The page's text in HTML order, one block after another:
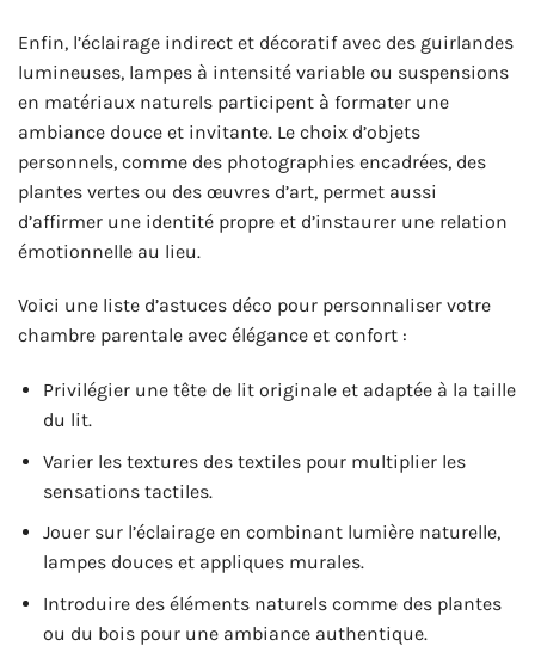
Enfin, l’éclairage indirect et décoratif avec des guirlandes
lumineuses, lampes à intensité variable ou suspensions
en matériaux naturels participent à formater une
ambiance douce et invitante. Le choix d’objets
personnels, comme des photographies encadrées, des
plantes vertes ou des œuvres d’art, permet aussi
d’affirmer une identité propre et d’instaurer une relation
émotionnelle au lieu.
Voici une liste d’astuces déco pour personnaliser votre
chambre parentale avec élégance et confort :
Privilégier une tête de lit originale et adaptée à la taille
du lit.
Varier les textures des textiles pour multiplier les
sensations tactiles.
Jouer sur l’éclairage en combinant lumière naturelle,
lampes douces et appliques murales.
Introduire des éléments naturels comme des plantes
ou du bois pour une ambiance authentique.